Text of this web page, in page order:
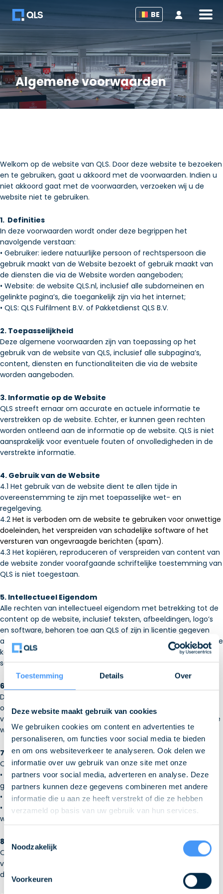
Toestemming Details Over
Deze website maakt gebruik van cookies
We gebruiken cookies om content en advertenties te
personaliseren, om functies voor social media te bieden
en om ons websiteverkeer te analyseren. Ook delen we
informatie over uw gebruik van onze site met onze
partners voor social media, adverteren en analyse. Deze
partners kunnen deze gegevens combineren met andere
informatie die u aan ze heeft verstrekt of die ze hebben
verzameld op basis van uw gebruik van hun services.
Toestemmingsselectie
Noodzakelijk
Voorkeuren
BE
Algemene voorwaarden
Welkom op de website van QLS. Door deze website te bezoeken
en te gebruiken, gaat u akkoord met de voorwaarden. Indien u
niet akkoord gaat met de voorwaarden, verzoeken wij u de
website niet te gebruiken.
1. Definities
In deze voorwaarden wordt onder deze begrippen het
navolgende verstaan:
• Gebruiker: iedere natuurlijke persoon of rechtspersoon die
gebruik maakt van de Website bezoekt of gebruik maakt van
de diensten die via de Website worden aangeboden;
• Website: de website QLS.nl, inclusief alle subdomeinen en
gelinkte pagina’s, die toegankelijk zijn via het internet;
• QLS: QLS Fulfilment B.V. of Pakketdienst QLS B.V.
2. Toepasselijkheid
Deze algemene voorwaarden zijn van toepassing op het
gebruik van de website van QLS, inclusief alle subpagina’s,
content, diensten en functionaliteiten die via de website
worden aangeboden.
3. Informatie op de Website
QLS streeft ernaar om accurate en actuele informatie te
verstrekken op de website. Echter, er kunnen geen rechten
worden ontleend aan de informatie op de website. QLS is niet
aansprakelijk voor eventuele fouten of onvolledigheden in de
verstrekte informatie.
4. Gebruik van de Website
4.1 Het gebruik van de website dient te allen tijde in
overeenstemming te zijn met toepasselijke wet- en
regelgeving.
4.2 Het is verboden om de website te gebruiken voor onwettige
doeleinden, het verspreiden van schadelijke software of het
versturen van ongevraagde berichten (spam).
4.3 Het kopiëren, reproduceren of verspreiden van content van
de website zonder voorafgaande schriftelijke toestemming van
QLS is niet toegestaan.
5. Intellectueel Eigendom
Alle rechten van intellectueel eigendom met betrekking tot de
content op de website, inclusief teksten, afbeeldingen, logo’s
en software, behoren toe aan QLS of zijn in licentie gegeven
aan QLS. Het is niet toegestaan om materiaal van de website te
kopiëren, wijzigen of hergebruiken zonder voorafgaande
schriftelijke toestemming.
6. Externe Links
De website kan links bevatten naar externe websites die niet
onder het beheer van QLS vallen. QLS is niet verantwoordelijk
voor de inhoud, beschikbaarheid of praktijken van deze externe
websites.
7. Aansprakelijkheid
QLS aanvaardt geen aansprakelijkheid voor:
• Schade als gevolg van het gebruik van of het niet kunnen
gebruiken van de website.
• Informatie op de website die mogelijk onvolledig of onjuist is.
• Virussen of andere schadelijke software die mogelijk via de
website worden verspreid.
8. Wijzigingen van de Voorwaarden
QLS behoudt zich het recht voor om deze algemene
voorwaarden op elk moment te wijzigen. Wij adviseren u
daarom regelmatig deze pagina te raadplegen.